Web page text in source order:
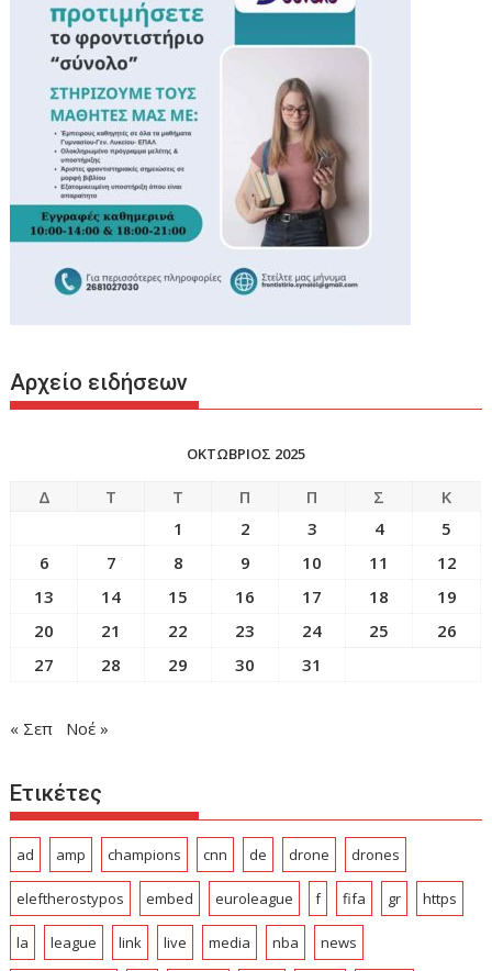
Αρχείο ειδήσεων
ΟΚΤΩΒΡΙΟΣ 2025
Δ Τ Τ Π Π Σ
Κ
1
2 3 4
5
6
7 8 9 10 11
12
13
14 15 16 17 18
19
20
21 22 23 24 25
26
27
28 29 30 31
« Σεπ Νοέ »
Ετικέτες
ad amp champions cnn de drone drones
eleftherostypos embed euroleague f fifa gr https
la league link live media nba news